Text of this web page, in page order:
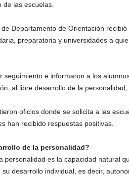
las escuelas.
Departamento de Orientación
preparatoria y universidades a
seguimiento e informaron a los
al libre desarrollo de la
oficios donde se solicita a las
han recibido respuestas positivas.
de la personalidad?
personalidad es la capacidad natural
desarrollo individual, es decir,